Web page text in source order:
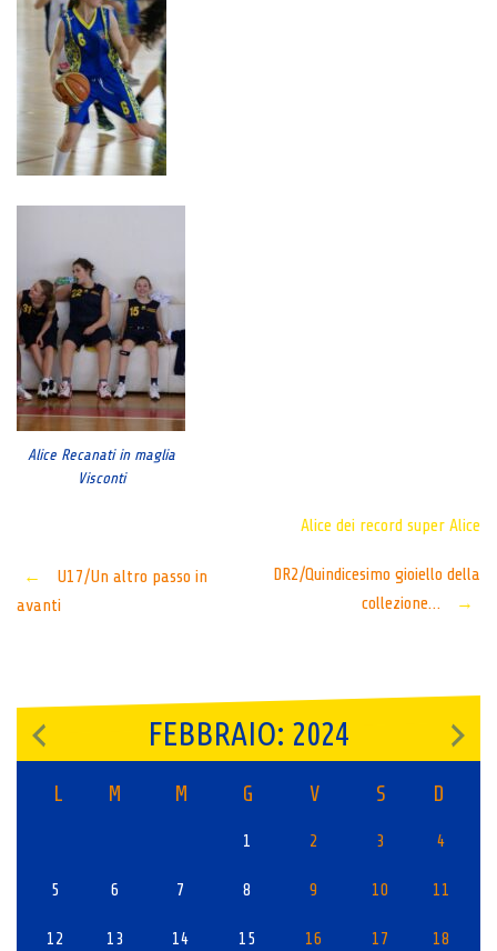
Alice Recanati in maglia
Visconti
Alice dei record super Alice
Post
←
U17/Un altro passo in
avanti
DR2/Quindicesimo gioiello della
collezione…
→
FEBBRAIO: 2024
L M M G V S D
1 2 3 4
5 6 7 8 9 10 11
12 13 14 15 16 17 18